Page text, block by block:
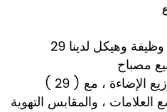
29 هو نسخة محدثة من وظيفة وهيكل لدينا
( 29 ) هناك مجال أوسع لتوزيع الإضاءة ، مع
، والمقابس التهوية